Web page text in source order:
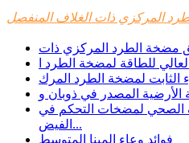
المركزي ذات الغلاف المنفصل
لمضخات التحكم في
الفيض...
فوائد وعاء المينا المتوسط